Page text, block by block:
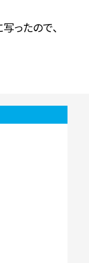
ったので、